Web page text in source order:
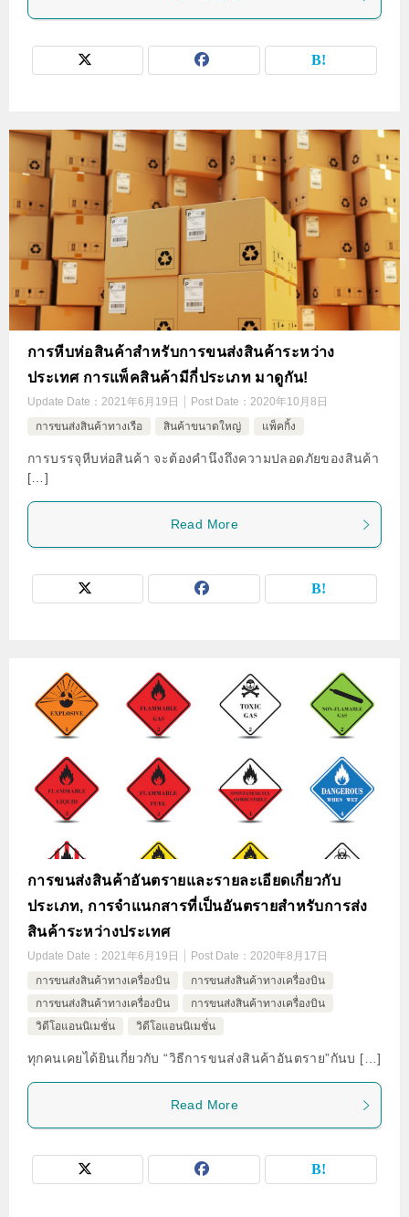
การหีบห่อสินค้าสำหรับการขนส่งสินค้าระหว่าง
ประเทศ การแพ็คสินค้ามีกี่ประเภท มาดูกัน!
Update Date： 2021年6月19日 Post Date： 2020年10月8日
การขนส่งสินค้าทางเรือ
สินค้าขนาดใหญ่ แพ็คกิ้ง
การบรรจุหีบห่อสินค้า จะต้องคำนึงถึงความปลอดภัยของสินค้า
[…]
Read More
การขนส่งสินค้าอันตรายและรายละเอียดเกี่ยวกับ
ประเภท, การจำแนกสารที่เป็นอันตรายสำหรับการส่ง
สินค้าระหว่างประเทศ
Update Date： 2021年6月19日 Post Date： 2020年8月17日
การขนส่งสินค้าทางเครื่องบิน
การขนส่งสินค้าทางเครื่องบิน
การขนส่งสินค้าทางเครื่องบิน
การขนส่งสินค้าทางเครื่องบิน
วิดีโอแอนนิเมชั่น
วิดีโอแอนนิเมชั่น
ทุกคนเคยได้ยินเกี่ยวกับ “วิธีการขนส่งสินค้าอันตราย”กันบ […]
Read More